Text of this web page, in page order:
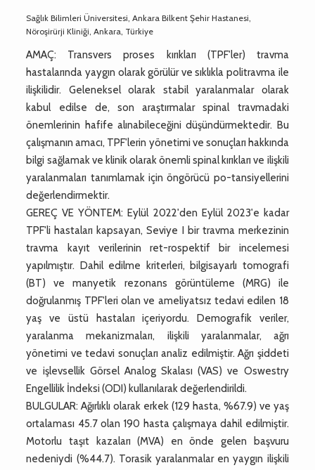
Sağlık Bilimleri Üniversitesi, Ankara Bilkent Şehir Hastanesi,
Nöroşirürji Kliniği, Ankara, Türkiye
AMAÇ: Transvers proses kırıkları (TPF'ler) travma
hastalarında yaygın olarak görülür ve sıklıkla politravma ile
ilişkilidir. Geleneksel olarak stabil yaralanmalar olarak
kabul edilse de, son araştırmalar spinal travmadaki
önemlerinin hafife alınabileceğini düşündürmektedir. Bu
çalışmanın amacı, TPF'lerin yönetimi ve sonuçları hakkında
bilgi sağlamak ve klinik olarak önemli spinal kırıkları ve ilişkili
yaralanmaları tanımlamak için öngörücü po-tansiyellerini
değerlendirmektir.
GEREÇ VE YÖNTEM: Eylül 2022'den Eylül 2023'e kadar
TPF'li hastaları kapsayan, Seviye I bir travma merkezinin
travma kayıt verilerinin ret-rospektif bir incelemesi
yapılmıştır. Dahil edilme kriterleri, bilgisayarlı tomografi
(BT) ve manyetik rezonans görüntüleme (MRG) ile
doğrulanmış TPF'leri olan ve ameliyatsız tedavi edilen 18
yaş ve üstü hastaları içeriyordu. Demografik veriler,
yaralanma mekanizmaları, ilişkili yaralanmalar, ağrı
yönetimi ve tedavi sonuçları analiz edilmiştir. Ağrı şiddeti
ve işlevsellik Görsel Analog Skalası (VAS) ve Oswestry
Engellilik İndeksi (ODI) kullanılarak değerlendirildi.
BULGULAR: Ağırlıklı olarak erkek (129 hasta, %67.9) ve yaş
ortalaması 45.7 olan 190 hasta çalışmaya dahil edilmiştir.
Motorlu taşıt kazaları (MVA) en önde gelen başvuru
nedeniydi (%44.7). Torasik yaralanmalar en yaygın ilişkili